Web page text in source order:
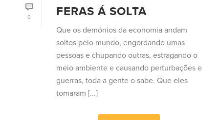
0 FERAS Á SOLTA
Que os demónios da economia andam
soltos pelo mundo, engordando umas
pessoas e chupando outras, estragando o
meio ambiente e causando perturbações e
guerras, toda a gente o sabe. Que eles
tomaram [...]